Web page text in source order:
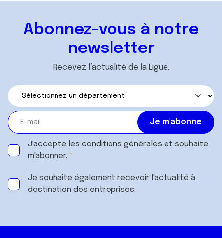
Abonnez-vous à notre
newsletter
Recevez l’actualité de la Ligue.
J'accepte les conditions générales et souhaite
m'abonner.
Je souhaite également recevoir l'actualité à
destination des entreprises.